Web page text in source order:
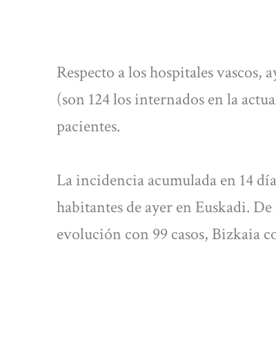
Respecto a los hospitales
(son 124 los internados en la
pacientes.
La incidencia acumulada en 14
habitantes de ayer en Euskadi.
evolución con 99 casos, Bizkaia